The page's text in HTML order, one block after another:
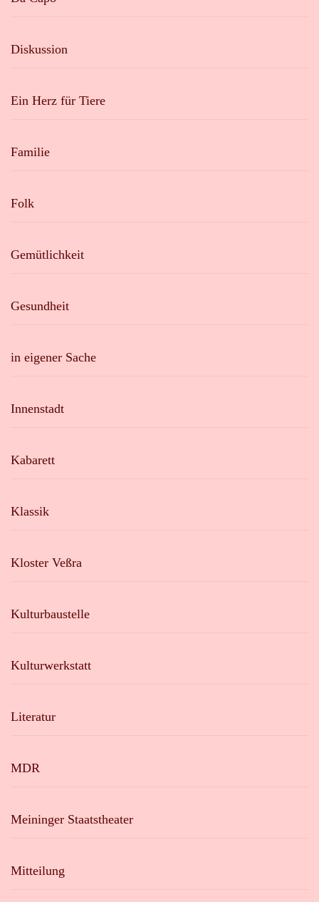
Diskussion
Ein Herz für Tiere
Familie
Folk
Gemütlichkeit
Gesundheit
in eigener Sache
Innenstadt
Kabarett
Klassik
Kloster Veßra
Kulturbaustelle
Kulturwerkstatt
Literatur
MDR
Meininger Staatstheater
Mitteilung